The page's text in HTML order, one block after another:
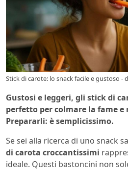
Stick di carote: lo snack facile e gustoso -
Gustosi e leggeri, gli stick di
perfetto per colmare la fame
Prepararli: è semplicissimo.
Se sei alla ricerca di uno snack
di carota croccantissimi
ideale. Questi bastoncini non